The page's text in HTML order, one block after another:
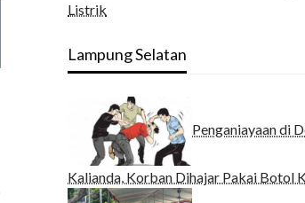
Listrik
Lampung Selatan
Penganiayaan di
Kalianda, Korban Dihajar Pakai Botol